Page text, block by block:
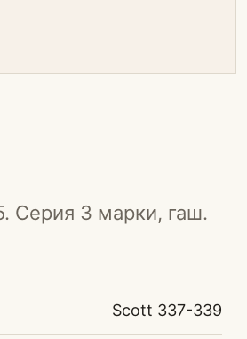
Серия 3 марки, гаш.
Scott 337-339